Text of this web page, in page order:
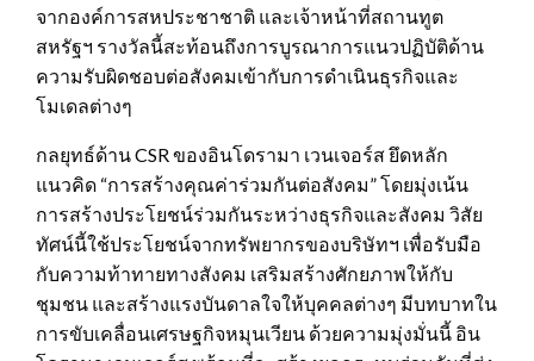
จากองค์การสหประชาชาติ และเจ้าหน้าที่สถานทูต
สหรัฐฯ รางวัลนี้สะท้อนถึงการบูรณาการแนวปฏิบัติด้าน
ความรับผิดชอบต่อสังคมเข้ากับการดำเนินธุรกิจและ
โมเดลต่างๆ
กลยุทธ์ด้าน CSR ของอินโดรามา เวนเจอร์ส ยึดหลัก
แนวคิด “การสร้างคุณค่าร่วมกันต่อสังคม” โดยมุ่งเน้น
การสร้างประโยชน์ร่วมกันระหว่างธุรกิจและสังคม วิสัย
ทัศน์นี้ใช้ประโยชน์จากทรัพยากรของบริษัทฯ เพื่อรับมือ
กับความท้าทายทางสังคม เสริมสร้างศักยภาพให้กับ
ชุมชน และสร้างแรงบันดาลใจให้บุคคลต่างๆ มีบทบาทใน
การขับเคลื่อนเศรษฐกิจหมุนเวียน ด้วยความมุ่งมั่นนี้ อิน